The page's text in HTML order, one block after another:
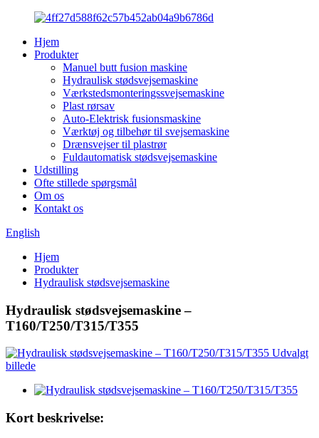
Hjem
Produkter
Manuel butt fusion maskine
Hydraulisk stødsvejsemaskine
Værkstedsmonteringssvejsemaskine
Plast rørsav
Auto-Elektrisk fusionsmaskine
Værktøj og tilbehør til svejsemaskine
Drænsvejser til plastrør
Fuldautomatisk stødsvejsemaskine
Udstilling
Ofte stillede spørgsmål
Om os
Kontakt os
English
Hjem
Produkter
Hydraulisk stødsvejsemaskine
Hydraulisk stødsvejsemaskine –
T160/T250/T315/T355
Kort beskrivelse: